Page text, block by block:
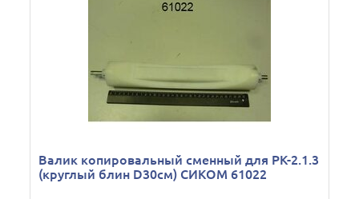
Валик копировальный сменный для РК-2.1.3
(круглый блин D30см) СИКОМ 61022